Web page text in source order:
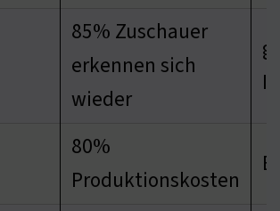
85% Zuschauer
erkennen sich
wieder
80%
Produktionskosten